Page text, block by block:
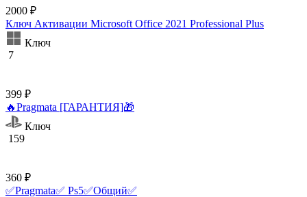
2000 ₽
Ключ Активации Microsoft Office 2021 Professional Plus
Ключ
7
399 ₽
🔥Pragmata [ГАРАНТИЯ]🎁
Ключ
159
360 ₽
✅Pragmata✅ Ps5✅Общий✅